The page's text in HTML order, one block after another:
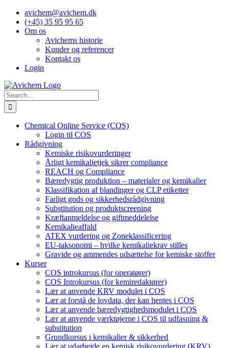
Skip
content
avichem@avichem.dk
(+45) 35 95 95 65
Om os
Avichems historie
Kunder og referencer
Kontakt os
Login
Search
for:
Chemical Online Service (COS)
Login til COS
Rådgivning
Kemiske risikovurderinger
Årligt kemikalietjek sikrer compliance
REACH og Compliance
Bæredygtig produktion – materialer og kemikalier
Klassifikation af blandinger og CLP etiketter
Farligt gods og sikkerhedsrådgivning
Substitution og produktscreening
Kræftanmeldelse og giftmeddelelse
Kemikalieaffald
ATEX vurdering og Zoneklassificering
EU-taksonomi – hvilke kemikaliekrav stilles
Gravide og ammendes udsættelse for kemiske stoffer
Kurser
COS introkursus (for operatører)
COS Introkursus (for kemiredaktører)
Lær at anvende KRV modulet i COS
Lær at forstå de lovdata, der kan hentes i COS
Lær at anvende bæredygtighedsmodulet i COS
Lær at anvende værktøjerne i COS til udfasning &
substitution
Grundkursus i kemikalier & sikkerhed
Lær at udarbejde en kemisk risikovurdering (KRV)